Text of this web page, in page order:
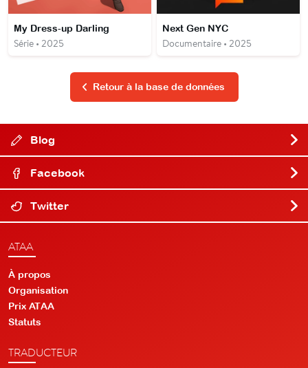
My Dress-up Darling
Série • 2025
Next Gen NYC
Documentaire • 2025
Retour à la base de données
Blog
Facebook
Twitter
ATAA
À propos
Organisation
Prix ATAA
Statuts
TRADUCTEUR